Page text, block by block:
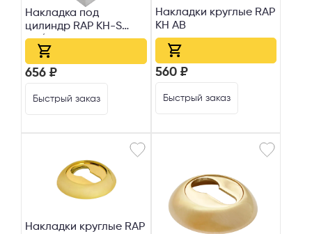
Накладка под
цилиндр RAP KH-S
SN/CP
656 ₽
Быстрый заказ
Накладки круглые RAP
KH AB
560 ₽
Быстрый заказ
Накладки круглые RAP